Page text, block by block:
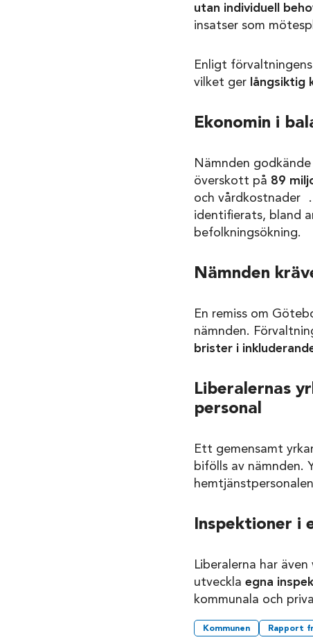
utan individuell
insatser som
Enligt
vilket ger långsiktig
Ekonomin i
Nämnden
överskott på 89
och vårdkostnader
identifierats, bland
befolkningsökning.
Nämnden
En remiss om
nämnden.
brister i
Liberalernas
personal
Ett gemensamt
bifölls av nämnden.
Inspektioner i
Liberalerna har
utveckla egna
kommunala och
Kommunen Rapport